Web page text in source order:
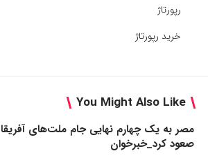
رپورتاژ
خرید رپورتاژ
You Might Also Like
مصر به یک چهارم نهایی جام ملت‌های آفریقا
صعود کرد_خبرخوان